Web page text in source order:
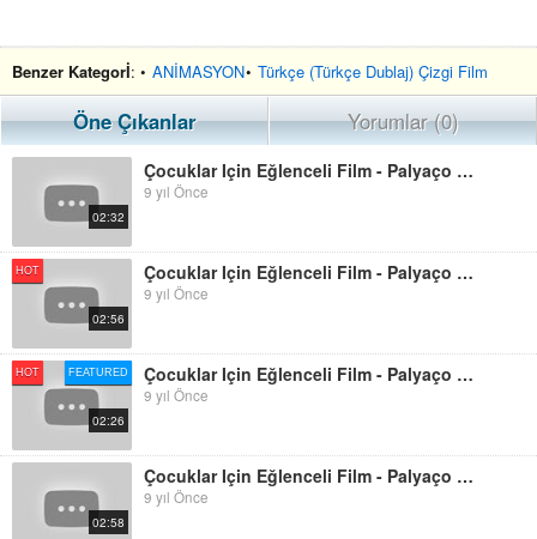
Benzer Kategorİ: • ANİMASYON• Türkçe (Türkçe Dublaj) Çizgi Film
Öne Çıkanlar Yorumlar (0)
02:32
Çocuklar Için Eğlenceli Film - Palyaço Dima - Araba Pisti
9 yıl Önce
HOT
02:56
Çocuklar Için Eğlenceli Film - Palyaço Dima Bize İngilizce Renkleri öğretiyor
9 yıl Önce
HOT FEATURED
02:26
Çocuklar Için Eğlenceli Film - Palyaço Dima Ve Paw Patrol Oyuncakları
9 yıl Önce
02:58
Çocuklar Için Eğlenceli Film - Palyaço Dima - Oyuncak Minyonlar
9 yıl Önce